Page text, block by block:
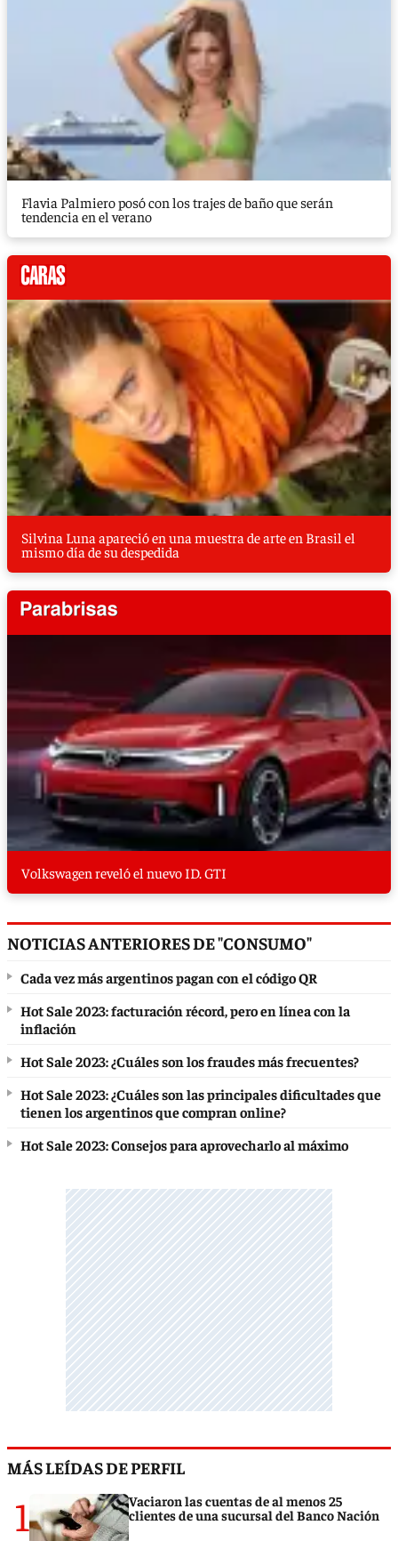
Flavia Palmiero posó con los trajes de baño que serán
tendencia en el verano
Silvina Luna apareció en una muestra de arte en Brasil el
mismo día de su despedida
Volkswagen reveló el nuevo ID. GTI
NOTICIAS ANTERIORES DE "CONSUMO"
Cada vez más argentinos pagan con el código QR
Hot Sale 2023: facturación récord, pero en línea con la
inflación
Hot Sale 2023: ¿Cuáles son los fraudes más frecuentes?
Hot Sale 2023: ¿Cuáles son las principales dificultades que
tienen los argentinos que compran online?
Hot Sale 2023: Consejos para aprovecharlo al máximo
MÁS LEÍDAS DE PERFIL
1
Vaciaron las cuentas de al menos 25
clientes de una sucursal del Banco Nación